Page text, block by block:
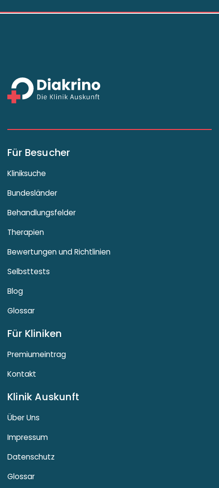
Für Besucher
Kliniksuche
Bundesländer
Behandlungsfelder
Therapien
Bewertungen und Richtlinien
Selbsttests
Blog
Glossar
Für Kliniken
Premiumeintrag
Kontakt
Klinik Auskunft
Über Uns
Impressum
Datenschutz
Glossar